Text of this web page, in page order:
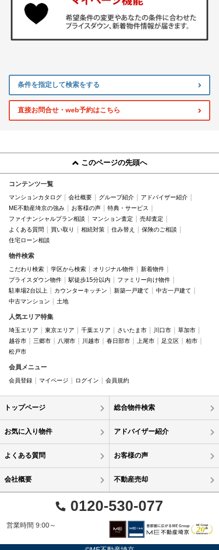
条件を指定して検索をする
直接お問合せ・web予約はこちら
このページの先頭へ
コンテンツ一覧
マンションカタログ 会社概要 グループ紹介
アドバイザー紹介
ME不動産埼京の強み
お客様の声
特典・サービス
ファイナンシャルプラン相談
マンション査定
売却査定
よくある質問
買い取り 相続対策 住み替え
保険のご相談
住宅ローン相談
物件検索
こだわり検索 学区から検索 オリジナル物件
新着物件
プライスダウン物件
駅徒歩15分以内
ファミリー向け物件
駐車場2台以上
カウンターキッチン 新築一戸建て
中古一戸建て
中古マンション
土地
人気エリア特集
埼玉エリア 東京エリア 千葉エリア さいたま市 川口市
草加市
越谷市
三郷市 八潮市 川越市 春日部市 上尾市 足立区
柏市
松戸市
会員メニュー
会員登録 マイページ ログイン 会員規約
トップページ 総合物件検索
お気に入り物件 アドバイザー紹介
よくある質問 お客様の声
会社概要 不動産売却
0120-530-077
営業時間 9:00～